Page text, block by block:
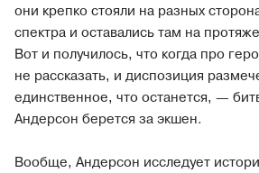
они крепко стояли на разных
спектра и оставались там на
Вот и получилось, что когда про
не рассказать, и диспозиция
единственное, что останется, —
Андерсон берется за экшен.
Вообще, Андерсон исследует